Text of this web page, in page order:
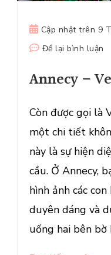
Cập nhật trên 9
Để lại bình luận
–
Annecy –
Còn được gọi là
một chi tiết
này là sự hiện
cầu. Ở Annecy,
hình ảnh các con
duyên dáng và
uống hai bên bờ